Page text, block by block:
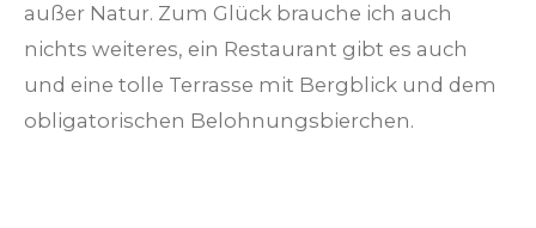
außer Natur. Zum Glück brauche ich auch
nichts weiteres, ein Restaurant gibt es auch
und eine tolle Terrasse mit Bergblick und dem
obligatorischen Belohnungsbierchen.